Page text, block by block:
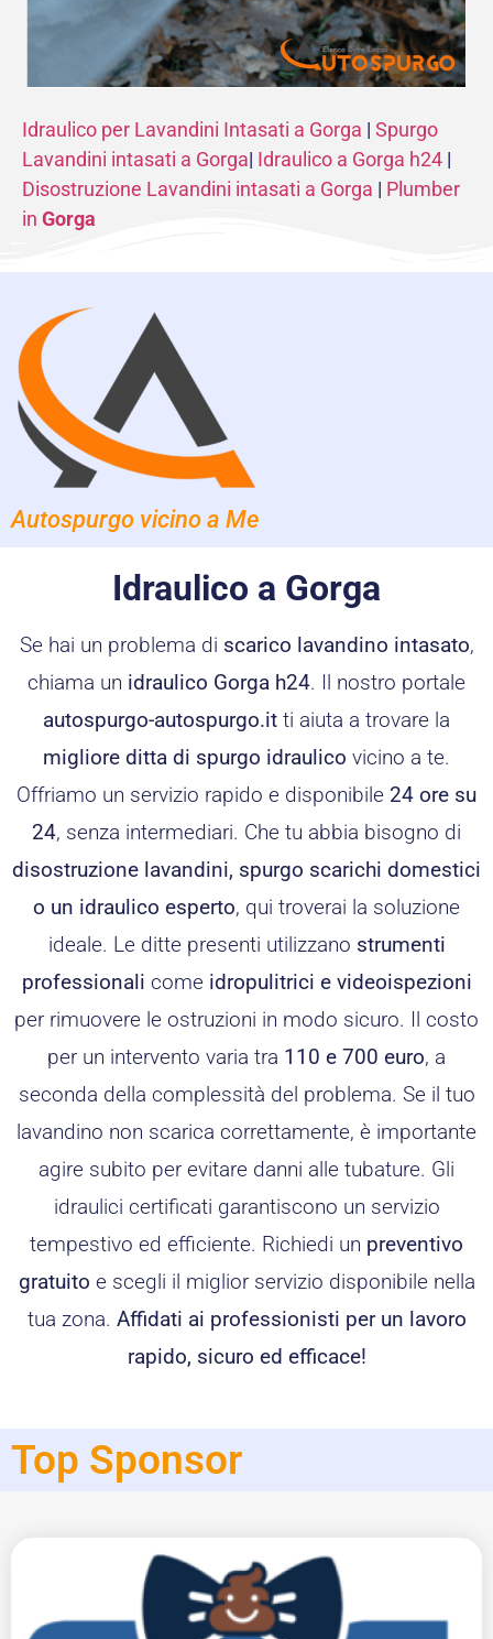
Idraulico per Lavandini Intasati a Gorga | Spurgo
Lavandini intasati a Gorga| Idraulico a Gorga h24 |
Disostruzione Lavandini intasati a Gorga | Plumber
in Gorga
Autospurgo vicino a Me
Idraulico a Gorga
Se hai un problema di scarico lavandino intasato,
chiama un idraulico Gorga h24. Il nostro portale
autospurgo-autospurgo.it ti aiuta a trovare la
migliore ditta di spurgo idraulico vicino a te.
Offriamo un servizio rapido e disponibile 24 ore su
24, senza intermediari. Che tu abbia bisogno di
disostruzione lavandini, spurgo scarichi domestici
o un idraulico esperto, qui troverai la soluzione
ideale. Le ditte presenti utilizzano strumenti
professionali come idropulitrici e videoispezioni
per rimuovere le ostruzioni in modo sicuro. Il costo
per un intervento varia tra 110 e 700 euro, a
seconda della complessità del problema. Se il tuo
lavandino non scarica correttamente, è importante
agire subito per evitare danni alle tubature. Gli
idraulici certificati garantiscono un servizio
tempestivo ed efficiente. Richiedi un preventivo
gratuito e scegli il miglior servizio disponibile nella
tua zona. Affidati ai professionisti per un lavoro
rapido, sicuro ed efficace!
Top Sponsor